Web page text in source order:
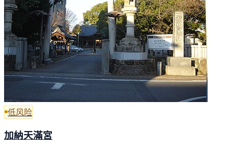
低风险
加納天滿宮